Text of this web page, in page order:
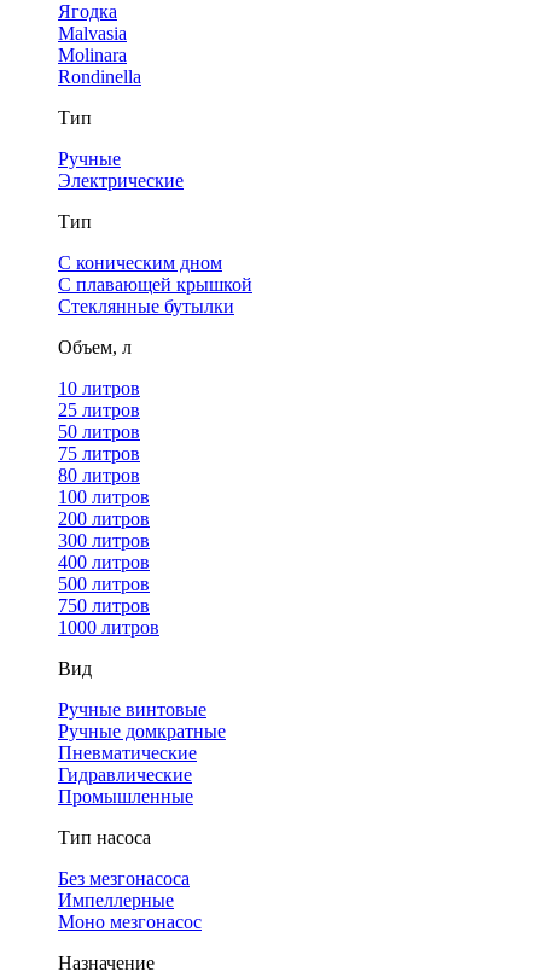
Ягодка
Malvasia
Molinara
Rondinella
Тип
Ручные
Электрические
Тип
С коническим дном
С плавающей крышкой
Стеклянные бутылки
Объем, л
10 литров
25 литров
50 литров
75 литров
80 литров
100 литров
200 литров
300 литров
400 литров
500 литров
750 литров
1000 литров
Вид
Ручные винтовые
Ручные домкратные
Пневматические
Гидравлические
Промышленные
Тип насоса
Без мезгонасоса
Импеллерные
Моно мезгонасос
Назначение